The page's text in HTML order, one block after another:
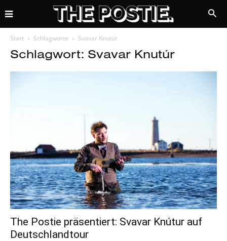
Start Schlagworte Svavar Knutúr
Schlagwort: Svavar Knutúr
The Postie präsentiert: Svavar Knútur auf
Deutschlandtour